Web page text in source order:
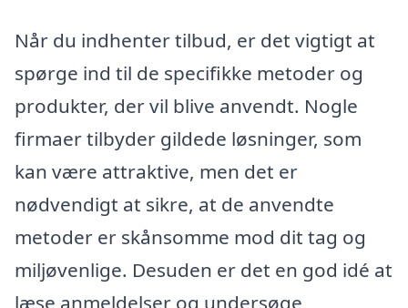
Når du indhenter tilbud, er det vigtigt at
spørge ind til de specifikke metoder og
produkter, der vil blive anvendt. Nogle
firmaer tilbyder gildede løsninger, som
kan være attraktive, men det er
nødvendigt at sikre, at de anvendte
metoder er skånsomme mod dit tag og
miljøvenlige. Desuden er det en god idé at
læse anmeldelser og undersøge